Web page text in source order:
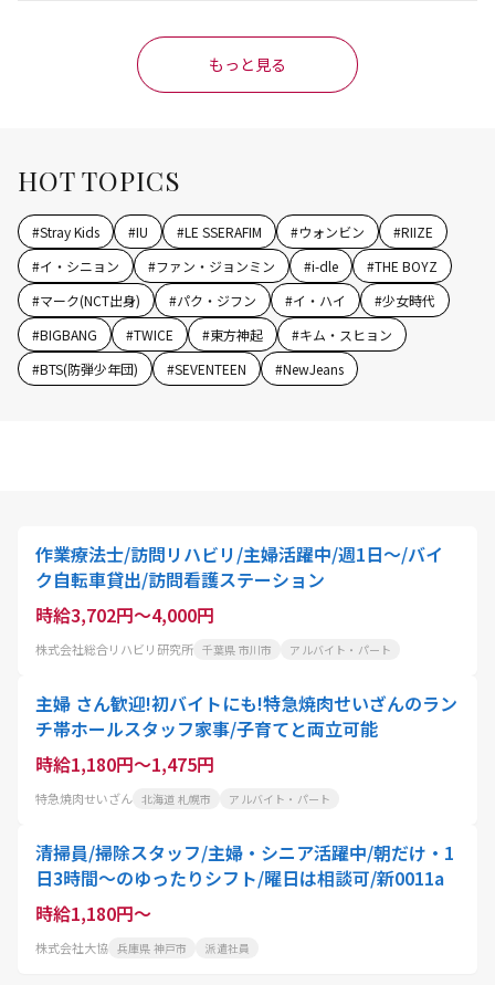
もっと見る
HOT TOPICS
#Stray Kids #IU #LE SSERAFIM #ウォンビン #RIIZE
#イ・シニョン #ファン・ジョンミン #i-dle #THE BOYZ
#マーク(NCT出身) #パク・ジフン #イ・ハイ #少女時代
#BIGBANG #TWICE #東方神起 #キム・スヒョン
#BTS(防弾少年団) #SEVENTEEN #NewJeans
作業療法士/訪問リハビリ/主婦活躍中/週1日～/バイ
ク自転車貸出/訪問看護ステーション
時給3,702円～4,000円
株式会社総合リハビリ研究所 千葉県 市川市 アルバイト・パート
主婦 さん歓迎!初バイトにも!特急焼肉せいざんのラン
チ帯ホールスタッフ家事/子育てと両立可能
時給1,180円～1,475円
特急焼肉せいざん 北海道 札幌市 アルバイト・パート
清掃員/掃除スタッフ/主婦・シニア活躍中/朝だけ・1
日3時間〜のゆったりシフト/曜日は相談可/新0011a
時給1,180円～
株式会社大協 兵庫県 神戸市 派遣社員